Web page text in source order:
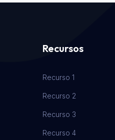
Recursos
Recurso 1
Recurso 2
Recurso 3
Recurso 4